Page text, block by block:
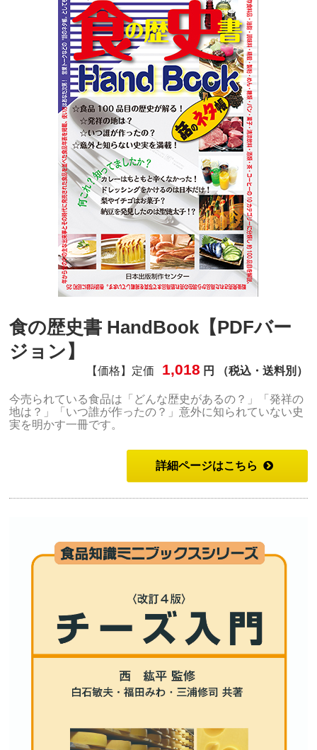
食の歴史書 HandBook【PDFバー
ジョン】
【価格】定価 1,018 円 （税込・送料別）
今売られている食品は「どんな歴史があるの？」「発祥の
地は？」「いつ誰が作ったの？」意外に知られていない史
実を明かす一冊です。
詳細ページはこちら